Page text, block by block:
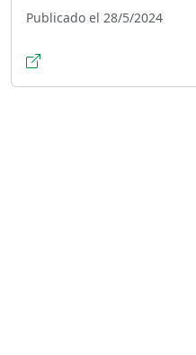
Publicado el 28/5/2024